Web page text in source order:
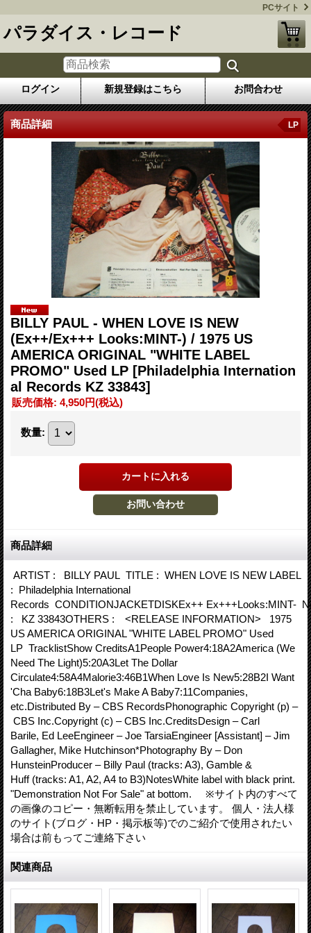
PCサイト
パラダイス・レコード
ログイン 新規登録はこちら お問合わせ
商品詳細 LP
BILLY PAUL - WHEN LOVE IS NEW
(Ex++/Ex+++ Looks:MINT-) / 1975 US
AMERICA ORIGINAL "WHITE LABEL
PROMO" Used LP [Philadelphia Internation
al Records KZ 33843]
販売価格: 4,950円(税込)
数量:
商品詳細
ARTIST : BILLY PAUL TITLE : WHEN LOVE IS NEW LABEL
: Philadelphia International
Records CONDITIONJACKETDISKEx++ Ex+++Looks:MINT-
: KZ 33843OTHERS : <RELEASE INFORMATION> 1975
US AMERICA ORIGINAL "WHITE LABEL PROMO" Used
LP TracklistShow CreditsA1People Power4:18A2America (We
Need The Light)5:20A3Let The Dollar
Circulate4:58A4Malorie3:46B1When Love Is New5:28B2I Want
'Cha Baby6:18B3Let's Make A Baby7:11Companies,
etc.Distributed By – CBS RecordsPhonographic Copyright (p) –
CBS Inc.Copyright (c) – CBS Inc.CreditsDesign – Carl
Barile, Ed LeeEngineer – Joe TarsiaEngineer [Assistant] – Jim
Gallagher, Mike Hutchinson*Photography By – Don
HunsteinProducer – Billy Paul (tracks: A3), Gamble &
Huff (tracks: A1, A2, A4 to B3)NotesWhite label with black print.
"Demonstration Not For Sale" at bottom. ※サイト内のすべて
の画像のコピー・無断転用を禁止しています。 個人・法人様
のサイト(ブログ・HP・掲示板等)でのご紹介で使用されたい
場合は前もってご連絡下さい
関連商品